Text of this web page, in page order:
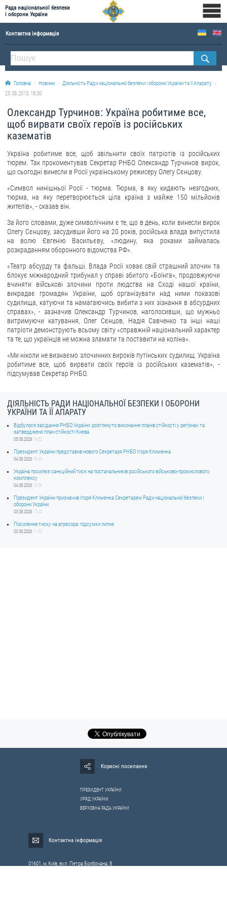
Рада національної безпеки
і оборони України
Контактна інформація
ПРО РНБОУ
Склад Ради національної безпеки і оборони України
Апарат Ради національної безпеки і оборони України
Історична довідка про діяльність Ради національної безпеки і оборони України
ОФІЦІЙНІ ДОКУМЕНТИ
ПРЕСЦЕНТР
Drone Deals
Фотогалерея
Відеогалерея
ЗВЕРНЕННЯ ГРОМАДЯН
Звернення громадян
Електронне звернення
ДОСТУП ДО ПУБЛІЧНОЇ ІНФОРМАЦІЇ
Організація доступу до публічної інформації
Запит на отримання публічної інформації
Питання запобігання корупції
Публічні закупівлі
ДЕРЖАВНИЙ РЕЄСТР САНКЦІЙ
Головна Новини
Діяльність Ради національної безпеки і оборони України та її Апарату
25.08.2015, 18:30
Олександр Турчинов: Україна робитиме все,
щоб вирвати своїх героїв із російських
казематів
Україна робитиме все, щоб звільнити своїх патріотів із російських
тюрем. Так прокоментував Секретар РНБО Олександр Турчинов вирок,
що сьогодні винесли в Росії українському режисеру Олегу Сєнцову.
«Символ нинішньої Росії - тюрма. Тюрма, в яку кидають незгодних,
тюрма, на яку перетворюється ціла країна з майже 150 мільйонів
жителів», - сказав він.
За його словами, дуже символічним є те, що в день, коли винесли вирок
Олегу Сєнцову, засудивши його на 20 років, російська влада випустила
на волю Євгенію Васильєву, «людину, яка роками займалась
розкраданням оборонного відомства РФ».
«Театр абсурду та фальші. Влада Росії ховає свій страшний злочин та
блокує міжнародний трибунал у справі збитого «Боїнга», продовжуючи
вчиняти військові злочини проти людства на Сході нашої країни,
викрадає громадян України, щоб організувати над ними показові
судилища, катуючи та намагаючись вибити з них зізнання в абсурдних
справах», - зазначив Олександр Турчинов, наголосивши, що мужньо
витримуючи катування, Олег Сєнцов, Надія Савченко та інші наші
патріоти демонструють всьому світу «справжній національний характер
та те, що українців не можна зламати та поставити на коліна».
«Ми ніколи не визнаємо злочинних вироків путінських судилищ. Україна
робитиме все, щоб вирвати своїх героїв із російських казематів», -
підсумував Секретар РНБО.
ДІЯЛЬНІСТЬ РАДИ НАЦІОНАЛЬНОЇ БЕЗПЕКИ І ОБОРОНИ
УКРАЇНИ ТА ЇЇ АПАРАТУ
Відбулося засідання РНБО України: розглянуто виконання планів стійкості у регіонах та
затверджено план стійкості Києва
05.08.2026 19:52
Президент України представив нового Секретаря РНБО Ігоря Клименка
04.08.2026 18:40
Україна посилює санкційний тиск на постачальників російського військово-промислового
комплексу
04.08.2026 10:06
Президент України призначив Ігоря Клименка Секретарем Ради національної безпеки і
оборони України
03.08.2026 17:40
Посилення тиску на агресора: підсумки липня
03.08.2026 11:50
Корисні посилання
ПРЕЗИДЕНТ УКРАЇНИ
УРЯД УКРАЇНИ
ВЕРХОВНА РАДА УКРАЇНИ
Контактна інформація
01601, м.Київ, вул. Петра Болбочана, 8